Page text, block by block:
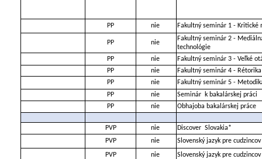
PP nie Fakultný seminár 1 - Kritické
PP nie
Fakultný seminár 2 -
technológie
PP
nie
Fakultný seminár 3 - Veľké
PP
nie
Fakultný seminár 4 - Rétorika
PP
nie
Fakultný seminár 5 -
PP
nie Seminár k bakalárskej práci
PP
nie Obhajoba bakalárskej práce
PVP nie Discover Slovakia*
PVP
nie
Slovenský jazyk pre cudzincov
PVP
nie
Slovenský jazyk pre cudzincov